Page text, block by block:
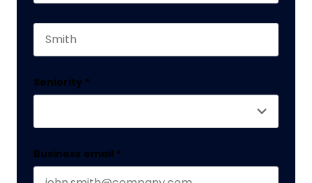
Seniority *
Business email *